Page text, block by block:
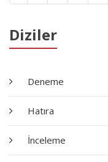
Diziler
Deneme
Hatıra
İnceleme